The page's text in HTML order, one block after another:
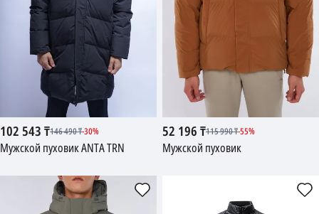
102 543₸146 490₸-30%
Мужской пуховик ANTA TRN
52 196₸115 990₸-55%
Мужской пуховик